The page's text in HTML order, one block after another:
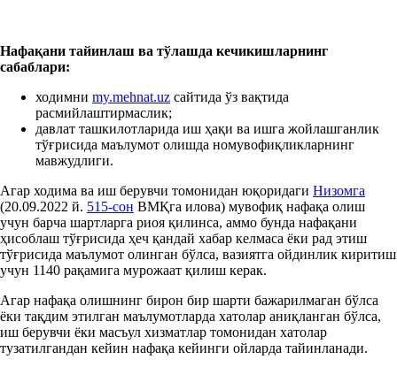
Нафақани тайинлаш ва тўлашда кечикишларнинг
сабаблари:
ходимни my.mehnat.uz сайтида ўз вақтида
расмийлаштирмаслик;
давлат ташкилотларида иш ҳақи ва ишга жойлашганлик
тўғрисида маълумот олишда номувофиқликларнинг
мавжудлиги.
Агар ходима ва иш берувчи томонидан юқоридаги Низомга
(20.09.2022 й. 515-сон ВМҚга илова) мувофиқ нафақа олиш
учун барча шартларга риоя қилинса, аммо бунда нафақани
ҳисоблаш тўғрисида ҳеч қандай хабар келмаса ёки рад этиш
тўғрисида маълумот олинган бўлса, вазиятга ойдинлик киритиш
учун 1140 рақамига мурожаат қилиш керак.
Агар нафақа олишнинг бирон бир шарти бажарилмаган бўлса
ёки тақдим этилган маълумотларда хатолар аниқланган бўлса,
иш берувчи ёки масъул хизматлар томонидан хатолар
тузатилгандан кейин нафақа кейинги ойларда тайинланади.